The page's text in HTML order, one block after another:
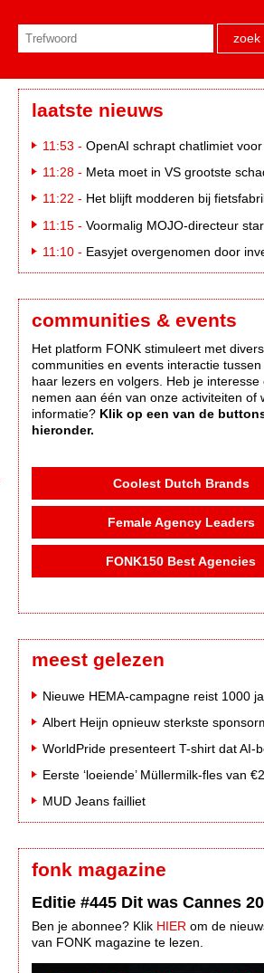
zoek
laatste nieuws
11:53 - OpenAI schrapt chatlimiet voor gratis ChatGPT-
11:28 - Meta moet in VS grootste schadevergoeding ooit betalen: 567
11:22 - Het blijft modderen bij fietsfabrikant Accell. Krijgt uitstel
11:15 - Voormalig MOJO-directeur start eerste country radiozender.
11:10 - Easyjet overgenomen door
communities & events
Het platform FONK stimuleert met
communities en events interactie
haar lezers en volgers. Heb je interesse
nemen aan één van onze activiteiten of
informatie? Klik op een van de
hieronder.
Coolest Dutch Brands
Female Agency Leaders
FONK150 Best Agencies
meest gelezen
MUD Jeans failliet
fonk magazine
Editie #445 Dit was Cannes
Ben je abonnee? Klik HIER om de
van FONK magazine te lezen.